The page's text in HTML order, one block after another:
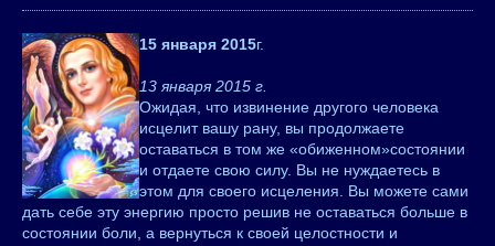
15 января 2015г.
13 января 2015 г.
Ожидая, что извинение другого человека
исцелит вашу рану, вы продолжаете
оставаться в том же «обиженном»состоянии
и отдаете свою силу. Вы не нуждаетесь в
этом для своего исцеления. Вы можете сами
дать себе эту энергию просто решив не оставаться больше в
состоянии боли, а вернуться к своей целостности и